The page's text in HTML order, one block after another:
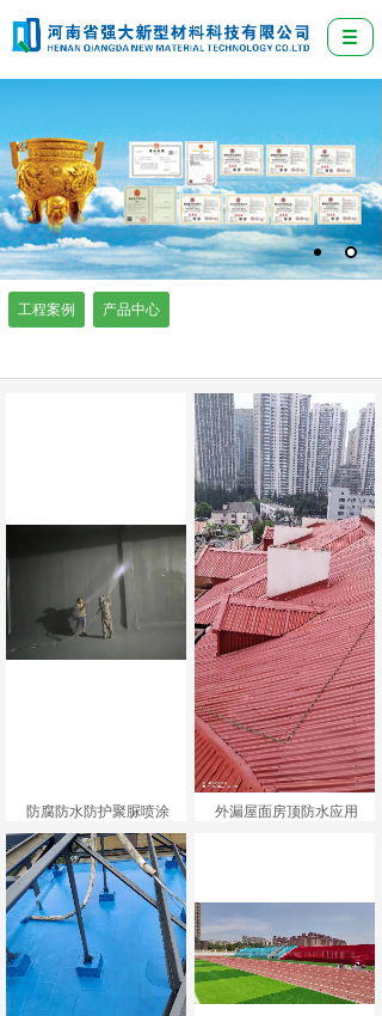
工程案例 产品中心
防腐防水防护聚脲喷涂 外漏屋面房顶防水应用